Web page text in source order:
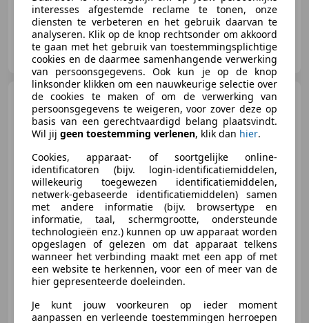
Auto Oostdijk
NL-2681 RV MONSTER
Ford Transit Custom E-
Transit 340 L2H1 Limited 71 kWh
218PK 2x Schuifd
€ 41.901
Excl. BTW
04/2026 13 km Elektrisch
160 kW (218 PK)
Auto Oostdijk
interesses afgestemde reclame te tonen, onze
diensten te verbeteren en het gebruik daarvan te
analyseren. Klik op de knop rechtsonder om akkoord
te gaan met het gebruik van toestemmingsplichtige
cookies en de daarmee samenhangende verwerking
van persoonsgegevens. Ook kun je op de knop
linksonder klikken om een nauwkeurige selectie over
de cookies te maken of om de verwerking van
persoonsgegevens te weigeren, voor zover deze op
basis van een gerechtvaardigd belang plaatsvindt.
Wil jij geen toestemming verlenen, klik dan hier.
Cookies, apparaat- of soortgelijke online-
identificatoren (bijv. login-identificatiemiddelen,
willekeurig toegewezen identificatiemiddelen,
netwerk-gebaseerde identificatiemiddelen) samen
met andere informatie (bijv. browsertype en
informatie, taal, schermgrootte, ondersteunde
technologieën enz.) kunnen op uw apparaat worden
opgeslagen of gelezen om dat apparaat telkens
wanneer het verbinding maakt met een app of met
een website te herkennen, voor een of meer van de
hier gepresenteerde doeleinden.
Je kunt jouw voorkeuren op ieder moment
aanpassen en verleende toestemmingen herroepen